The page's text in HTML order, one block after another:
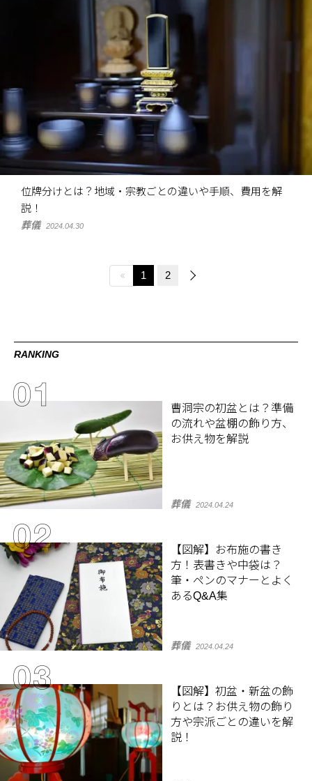
位牌分けとは？地域・宗教ごとの違いや手順、費用を解
説！
葬儀 2024.04.30
1 2
RANKING
曹洞宗の初盆とは？準備
の流れや盆棚の飾り方、
お供え物を解説
葬儀 2024.04.24
【図解】お布施の書き
方！表書きや中袋は？
筆・ペンのマナーとよく
あるQ&A集
葬儀 2024.04.24
【図解】初盆・新盆の飾
りとは？お供え物の飾り
方や宗派ごとの違いを解
説！